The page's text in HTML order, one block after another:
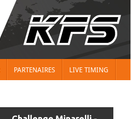
PARTENAIRES LIVE TIMING